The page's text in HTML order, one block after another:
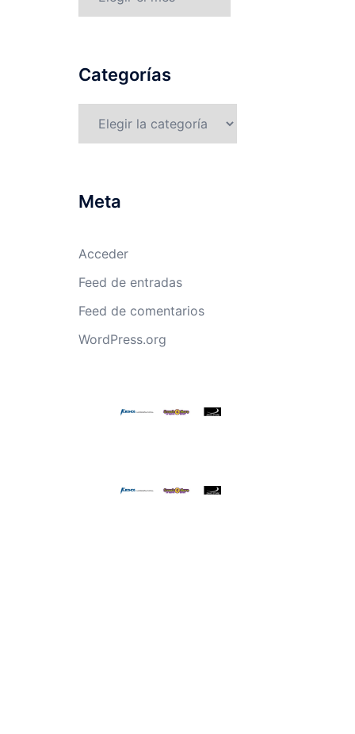
Categorías
Meta
Acceder
Feed de entradas
Feed de comentarios
WordPress.org